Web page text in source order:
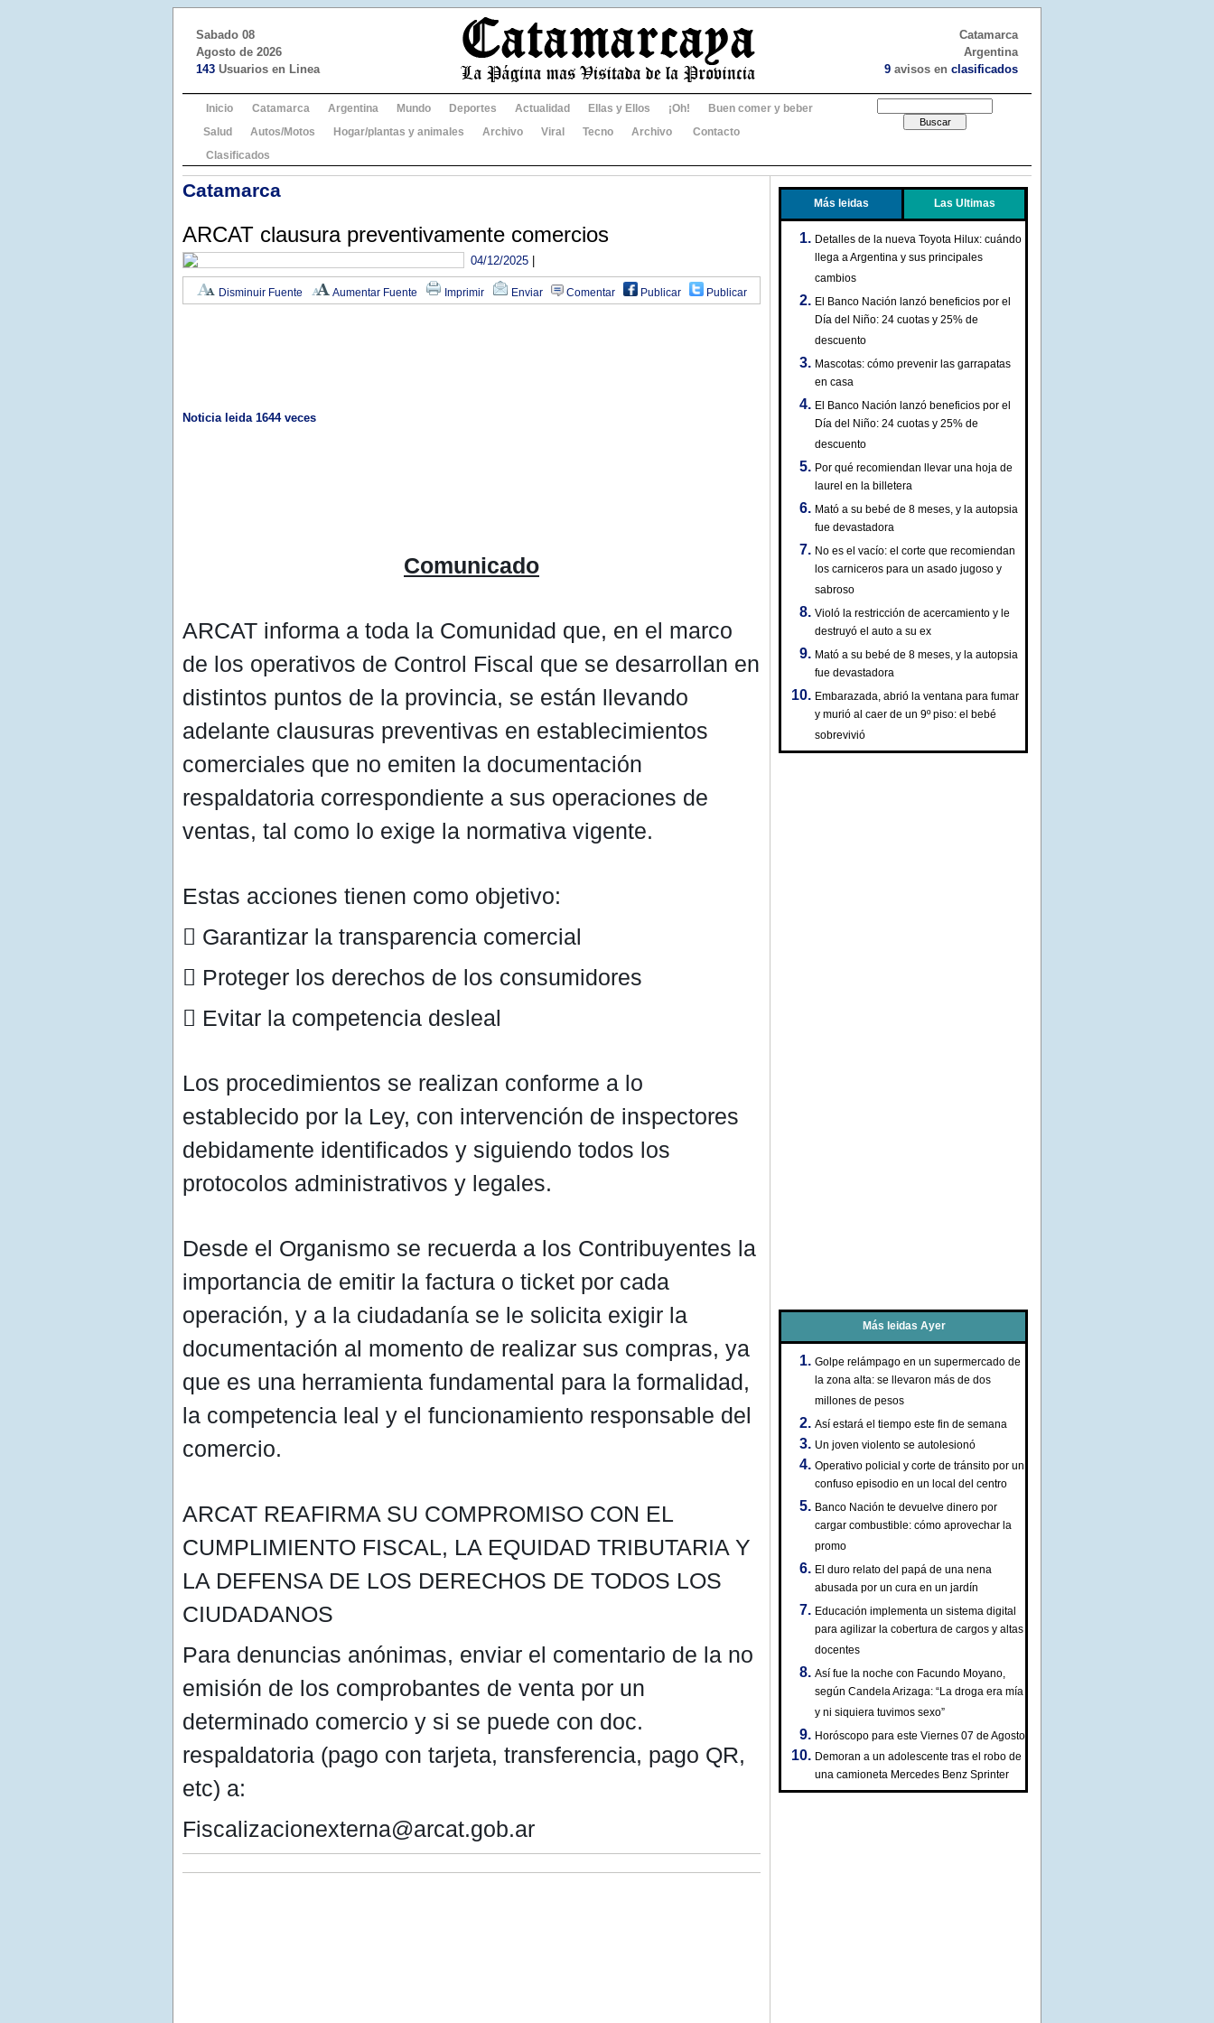
Sabado 08
Agosto de 2026
143 Usuarios en Linea
Catamarca
Argentina
9 avisos en clasificados
Inicio Catamarca Argentina Mundo Deportes Actualidad Ellas y Ellos ¡Oh!
Buen comer y beber
Salud
Autos/Motos Hogar/plantas y animales Archivo Viral Tecno Archivo
Contacto
Clasificados
Catamarca
ARCAT clausura preventivamente comercios
04/12/2025
Disminuir Fuente Aumentar Fuente Imprimir Enviar Comentar Publicar Publicar
Noticia leida 1644 veces
Comunicado
ARCAT informa a toda la Comunidad que, en el marco
de los operativos de Control Fiscal que se desarrollan en
distintos puntos de la provincia, se están llevando
adelante clausuras preventivas en establecimientos
comerciales que no emiten la documentación
respaldatoria correspondiente a sus operaciones de
ventas, tal como lo exige la normativa vigente.
Estas acciones tienen como objetivo:
 Garantizar la transparencia comercial
 Proteger los derechos de los consumidores
 Evitar la competencia desleal
Los procedimientos se realizan conforme a lo
establecido por la Ley, con intervención de inspectores
debidamente identificados y siguiendo todos los
protocolos administrativos y legales.
Desde el Organismo se recuerda a los Contribuyentes la
importancia de emitir la factura o ticket por cada
operación, y a la ciudadanía se le solicita exigir la
documentación al momento de realizar sus compras, ya
que es una herramienta fundamental para la formalidad,
la competencia leal y el funcionamiento responsable del
comercio.
ARCAT REAFIRMA SU COMPROMISO CON EL
CUMPLIMIENTO FISCAL, LA EQUIDAD TRIBUTARIA Y
LA DEFENSA DE LOS DERECHOS DE TODOS LOS
CIUDADANOS
Para denuncias anónimas, enviar el comentario de la no
emisión de los comprobantes de venta por un
determinado comercio y si se puede con doc.
respaldatoria (pago con tarjeta, transferencia, pago QR,
etc) a:
Fiscalizacionexterna@arcat.gob.ar
Más leidas Las Ultimas
Detalles de la nueva Toyota Hilux: cuándo
llega a Argentina y sus principales
cambios
El Banco Nación lanzó beneficios por el
Día del Niño: 24 cuotas y 25% de
descuento
Mascotas: cómo prevenir las garrapatas
en casa
El Banco Nación lanzó beneficios por el
Día del Niño: 24 cuotas y 25% de
descuento
Por qué recomiendan llevar una hoja de
laurel en la billetera
Mató a su bebé de 8 meses, y la autopsia
fue devastadora
No es el vacío: el corte que recomiendan
los carniceros para un asado jugoso y
sabroso
Violó la restricción de acercamiento y le
destruyó el auto a su ex
Mató a su bebé de 8 meses, y la autopsia
fue devastadora
Embarazada, abrió la ventana para fumar
y murió al caer de un 9º piso: el bebé
sobrevivió
Más leidas Ayer
Golpe relámpago en un supermercado de
la zona alta: se llevaron más de dos
millones de pesos
Así estará el tiempo este fin de semana
Un joven violento se autolesionó
Operativo policial y corte de tránsito por un
confuso episodio en un local del centro
Banco Nación te devuelve dinero por
cargar combustible: cómo aprovechar la
promo
El duro relato del papá de una nena
abusada por un cura en un jardín
Educación implementa un sistema digital
para agilizar la cobertura de cargos y altas
docentes
Así fue la noche con Facundo Moyano,
según Candela Arizaga: “La droga era mía
y ni siquiera tuvimos sexo”
Horóscopo para este Viernes 07 de Agosto
Demoran a un adolescente tras el robo de
una camioneta Mercedes Benz Sprinter